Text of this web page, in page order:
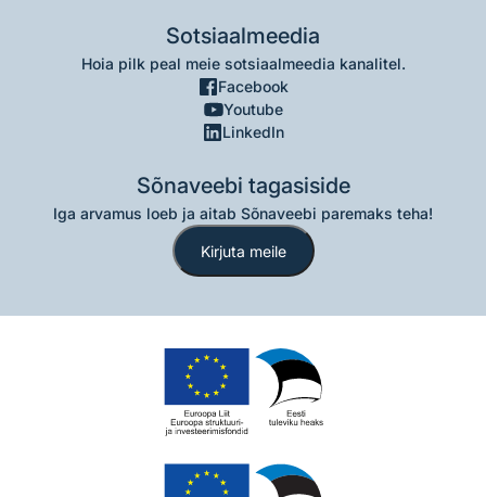
Sotsiaalmeedia
Hoia pilk peal meie sotsiaalmeedia kanalitel.
Facebook
Youtube
LinkedIn
Sõnaveebi tagasiside
Iga arvamus loeb ja aitab Sõnaveebi paremaks teha!
Kirjuta meile